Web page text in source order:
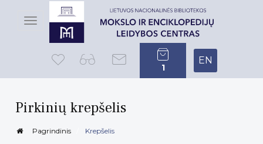
Toggle
navigation
1
EN
Pirkinių krepšelis
Pagrindinis Krepšelis